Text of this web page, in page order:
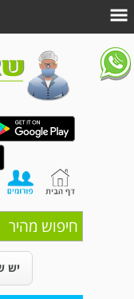
חיפוש מהיר
יש